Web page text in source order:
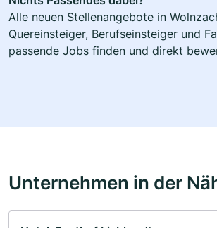
Alle neuen Stellenangebote in
Quereinsteiger, Berufseinsteiger und
passende Jobs finden und direkt
Unternehmen in der